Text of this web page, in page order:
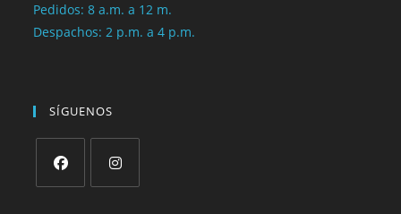
Pedidos: 8 a.m. a 12 m.
Despachos: 2 p.m. a 4 p.m.
SÍGUENOS